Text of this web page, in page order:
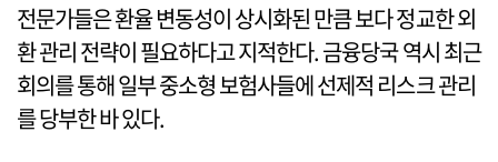
전문가들은 환율 변동성이 상시화된 만큼 보다 정교한 외
환 관리 전략이 필요하다고 지적한다. 금융당국 역시 최근
회의를 통해 일부 중소형 보험사들에 선제적 리스크 관리
를 당부한 바 있다.